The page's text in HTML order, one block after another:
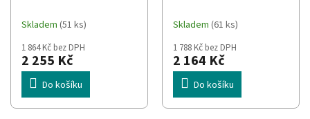
jedinec Kukuřice,
Zeleninová
Skladem (51 ks)
1 864 Kč bez DPH
2 255 Kč
Do košíku
Skladem (61 ks)
1 788 Kč bez DPH
2 164 Kč
Do košíku